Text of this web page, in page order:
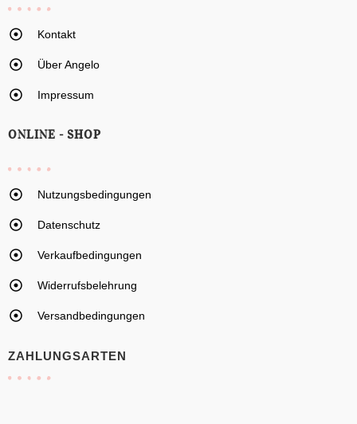
Kontakt
Über Angelo
Impressum
ONLINE - SHOP
Nutzungsbedingungen
Datenschutz
Verkaufbedingungen
Widerrufsbelehrung
Versandbedingungen
ZAHLUNGSARTEN